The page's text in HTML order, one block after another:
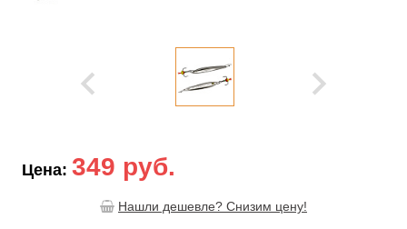
Цена: 349 руб.
Нашли дешевле? Снизим цену!